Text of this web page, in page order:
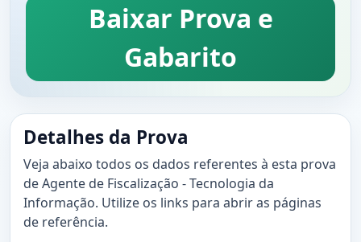
Baixar Prova e
Gabarito
Detalhes da Prova
Veja abaixo todos os dados referentes à esta prova
de Agente de Fiscalização - Tecnologia da
Informação. Utilize os links para abrir as páginas
de referência.